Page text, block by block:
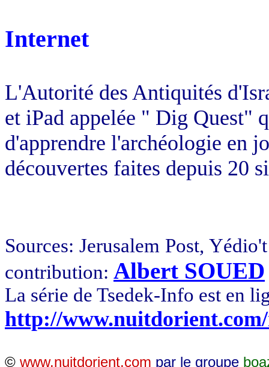
Internet
L'Autorité des Antiquités
et iPad appelée " Dig Quest"
d'apprendre l'archéologie en
découvertes faites depuis 20
Sources: Jerusalem Post,
contribution: Albert SOUED
La série de Tsedek-Info est en
http://
© www.nuitdorient.com par le groupe